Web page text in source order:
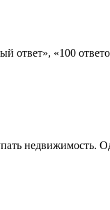
«100
недвижимость.